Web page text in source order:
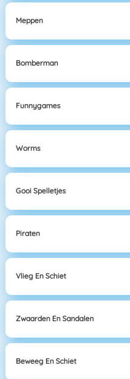
Meppen
Bomberman
Funnygames
Worms
Gooi Spelletjes
Piraten
Vlieg En Schiet
Zwaarden En Sandalen
Beweeg En Schiet